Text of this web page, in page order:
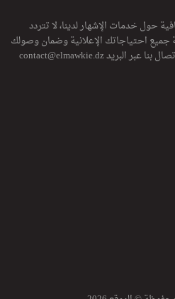
حول خدمات الإشهار لدينا، لا تتردد
جميع احتياجاتك الإعلانية وضمان وصولك
بنا عبر البريدcontact@elmawkie.dz